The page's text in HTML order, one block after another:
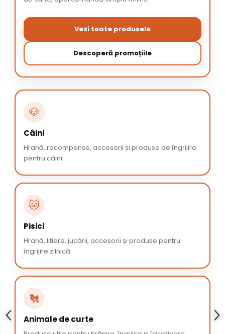
Vezi toate produsele
Descoperă promoțiile
🐶
Câini
Hrană, recompense, accesorii și produse de îngrijire
pentru câini.
🐱
Pisici
Hrană, litiere, jucării, accesorii și produse pentru
îngrijire zilnică.
🐔
Animale de curte